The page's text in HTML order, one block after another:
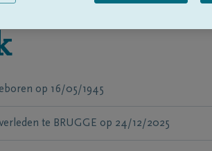
op 16/05/1945
te BRUGGE op 24/12/2025